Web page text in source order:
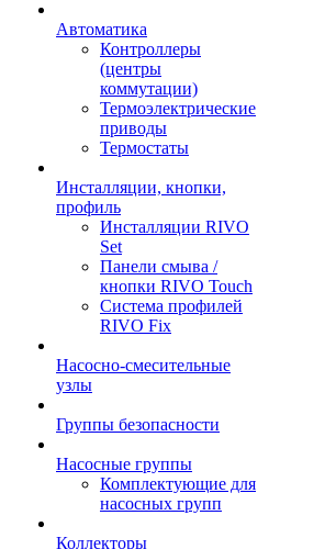
Автоматика
Контроллеры
(центры
коммутации)
Термоэлектрические
приводы
Термостаты
Инсталляции, кнопки,
профиль
Инсталляции RIVO
Set
Панели смыва /
кнопки RIVO Touch
Система профилей
RIVO Fix
Насосно-смесительные
узлы
Группы безопасности
Насосные группы
Комплектующие для
насосных групп
Коллекторы